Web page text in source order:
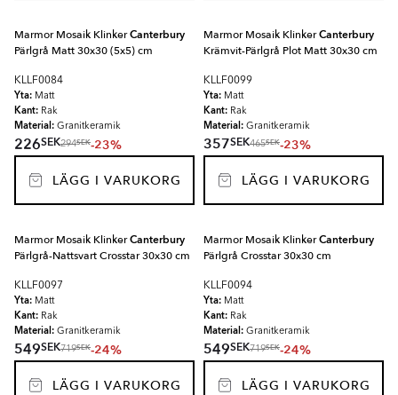
Marmor Mosaik KlinkerCanterbury
Pärlgrå Matt 30x30 (5x5) cm
KLLF0084
Yta: Matt
Kant: Rak
Material: Granitkeramik
226SEK294SEK-23%
LÄGG I VARUKORG
Marmor Mosaik KlinkerCanterbury
Krämvit-Pärlgrå Plot Matt 30x30 cm
KLLF0099
Yta: Matt
Kant: Rak
Material: Granitkeramik
357SEK465SEK-23%
LÄGG I VARUKORG
Marmor Mosaik KlinkerCanterbury
Pärlgrå-Nattsvart Crosstar 30x30 cm
KLLF0097
Yta: Matt
Kant: Rak
Material: Granitkeramik
549SEK719SEK-24%
LÄGG I VARUKORG
Marmor Mosaik KlinkerCanterbury
Pärlgrå Crosstar 30x30 cm
KLLF0094
Yta: Matt
Kant: Rak
Material: Granitkeramik
549SEK719SEK-24%
LÄGG I VARUKORG